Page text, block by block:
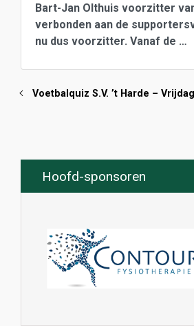
Bart-Jan Olthuis voorzitter
verbonden aan de
nu dus voorzitter. Vanaf de …
Voetbalquiz S.V. ’t Harde –
Hoofd-sponsoren